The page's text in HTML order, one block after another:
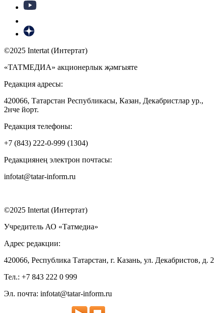
©2025 Intertat (Интертат)
«ТАТМЕДИА» акционерлык җәмгыяте
Редакция адресы:
420066, Татарстан Республикасы, Казан, Декабристлар ур.,
2нче йорт.
Редакция телефоны:
+7 (843) 222-0-999 (1304)
Редакциянең электрон почтасы:
infotat@tatar-inform.ru
©2025 Intertat (Интертат)
Учредитель АО «Татмедиа»
Адрес редакции:
420066, Республика Татарстан, г. Казань, ул. Декабристов, д. 2
Тел.: +7 843 222 0 999
Эл. почта: infotat@tatar-inform.ru